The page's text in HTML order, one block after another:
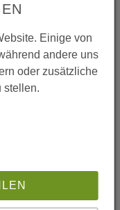
am 19.04.2023
Einige von
andere uns
oder zusätzliche
stellen.